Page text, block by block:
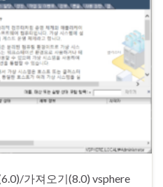
가져오기(8.0) vsphere